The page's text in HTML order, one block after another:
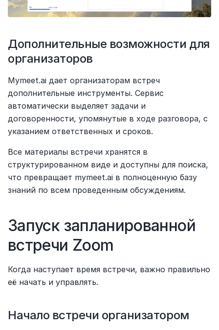
Дополнительные возможности для
организаторов
Mymeet.ai дает организаторам встреч
дополнительные инструменты. Сервис
автоматически выделяет задачи и
договоренности, упомянутые в ходе разговора, с
указанием ответственных и сроков.
Все материалы встречи хранятся в
структурированном виде и доступны для поиска,
что превращает mymeet.ai в полноценную базу
знаний по всем проведенным обсуждениям.
Запуск запланированной
встречи Zoom
Когда наступает время встречи, важно правильно
её начать и управлять.
Начало встречи организатором